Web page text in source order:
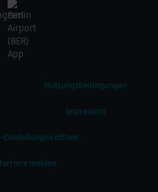
Nutzungsbedingungen
Impressum
Einstellungen öffnen
melden